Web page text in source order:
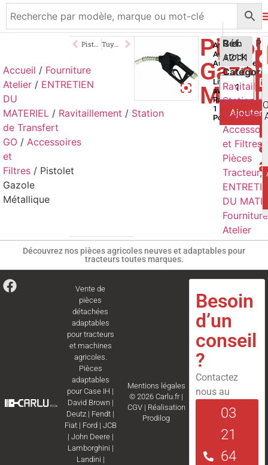
Accueil / Fourniture
Atelier / ENTRETIEN
DU
MATERIEL / Ravitaillement / Station
de Transfert
GO / Accessoires
et
Filtres / Pistolet
Gazole
Métallique
Pistolet Gazole Métallique Tuyau Aspiration Gazole Annelé
Avec
Arrêt
Automatique
Livré
avec
Raccord
1
Pouce
60,00
TTC
3 en
stock
Ajouter
Réf.
A2111
Station
Transfert
et Filtres
Pièces
Tracteur,
DU
Fourniture
Atelier
Découvrez nos pièces agricoles neuves et adaptables pour
tracteurs toutes marques.
Vente de
pièces
détachées
adaptables
pour tracteurs
et machines
agricoles.
Pièces
adaptables
pourCase IH |
David Brown|
Deutz | Fendt |
Fiat| Ford| JCB
| John Deere|
Lamborghini |
Landini |
Mentions légales
© 2026 Carlu.fr |
CGV| Réalisation
Prodilog
Besoin
d’un
conseil
?
Contactez
nous au
03
21
64